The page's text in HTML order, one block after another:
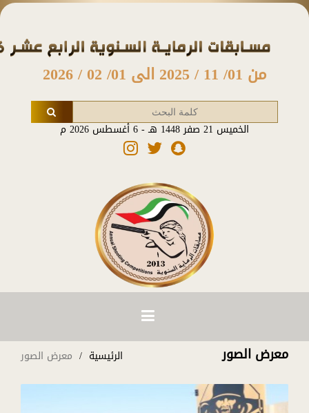
من 01/ 11 / 2025 الى 01/ 02 / 2026
الخميس 21 صفر 1448 هـ - 6 أغسطس 2026 م
معرض الصور الرئيسية معرض الصور